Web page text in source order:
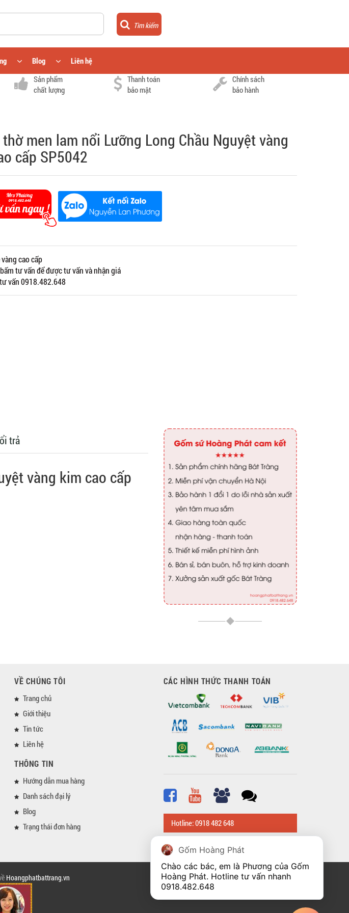
Tìm kiếm
Blog
Liên hệ
Sản phẩm
chất lượng
Thanh toán
bảo mật
Chính sách
bảo hành
men lam nổi Lưỡng Long Chầu Nguyệt vàng
cấp SP5042
cao cấp
tư vấn để được tư vấn và nhận giá
vấn 0918.482.648
trả
vàng kim cao cấp
VỀ CHÚNG TÔI
Trang chủ
Giới thiệu
Tin tức
Liên hệ
THÔNG TIN
Hướng dẫn mua hàng
Danh sách đại lý
Blog
Trạng thái đơn hàng
CÁC HÌNH THỨC THANH TOÁN
Hotline: 0918 482 648
Hoangphatbattrang.vn
Gốm Hoàng Phát
Chào các bác, em là Phương của Gốm
0918.482.648